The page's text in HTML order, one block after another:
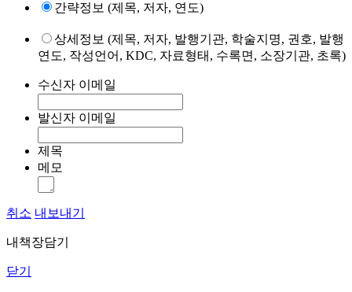
간략정보 (제목, 저자, 연도)
상세정보 (제목, 저자, 발행기관, 학술지명, 권호, 발행
연도, 작성언어, KDC, 자료형태, 수록면, 소장기관, 초록)
수신자 이메일
발신자 이메일
제목
메모
취소 내보내기
내책장담기
닫기